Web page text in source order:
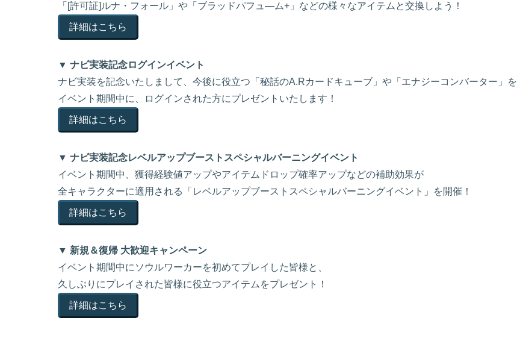
「[許可証]ルナ・フォール」や「ブラッドパフュ―ム+」などの様々なアイテムと交換しよう！
詳細はこちら
▼ ナビ実装記念ログインイベント
ナビ実装を記念いたしまして、今後に役立つ「秘話のA.Rカードキューブ」や「エナジーコンバーター」を
イベント期間中に、ログインされた方にプレゼントいたします！
詳細はこちら
▼ ナビ実装記念レベルアップブーストスペシャルバーニングイベント
イベント期間中、獲得経験値アップやアイテムドロップ確率アップなどの補助効果が
全キャラクターに適用される「レベルアップブーストスペシャルバーニングイベント」を開催！
詳細はこちら
▼ 新規＆復帰 大歓迎キャンペーン
イベント期間中にソウルワーカーを初めてプレイした皆様と、
久しぶりにプレイされた皆様に役立つアイテムをプレゼント！
詳細はこちら